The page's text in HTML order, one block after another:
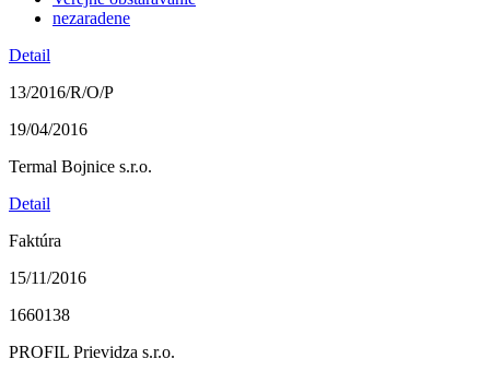
nezaradene
Detail
13/2016/R/O/P
19/04/2016
Termal Bojnice s.r.o.
Detail
Faktúra
15/11/2016
1660138
PROFIL Prievidza s.r.o.